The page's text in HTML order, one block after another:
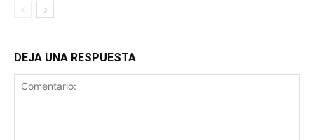
DEJA UNA RESPUESTA